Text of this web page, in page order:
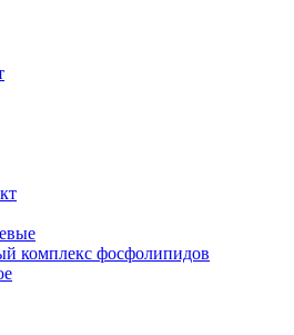
комплекс фосфолипидов